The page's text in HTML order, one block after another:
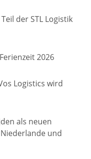
der STL Logistik
2026
Logistics wird
als neuen
und